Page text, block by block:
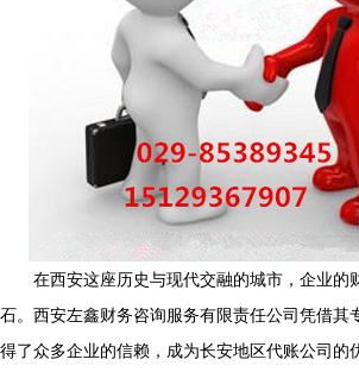
在西安这座历史与现代交融的城市，企业的
石。西安左鑫财务咨询服务有限责任公司凭借其
得了众多企业的信赖，成为长安地区代账公司的